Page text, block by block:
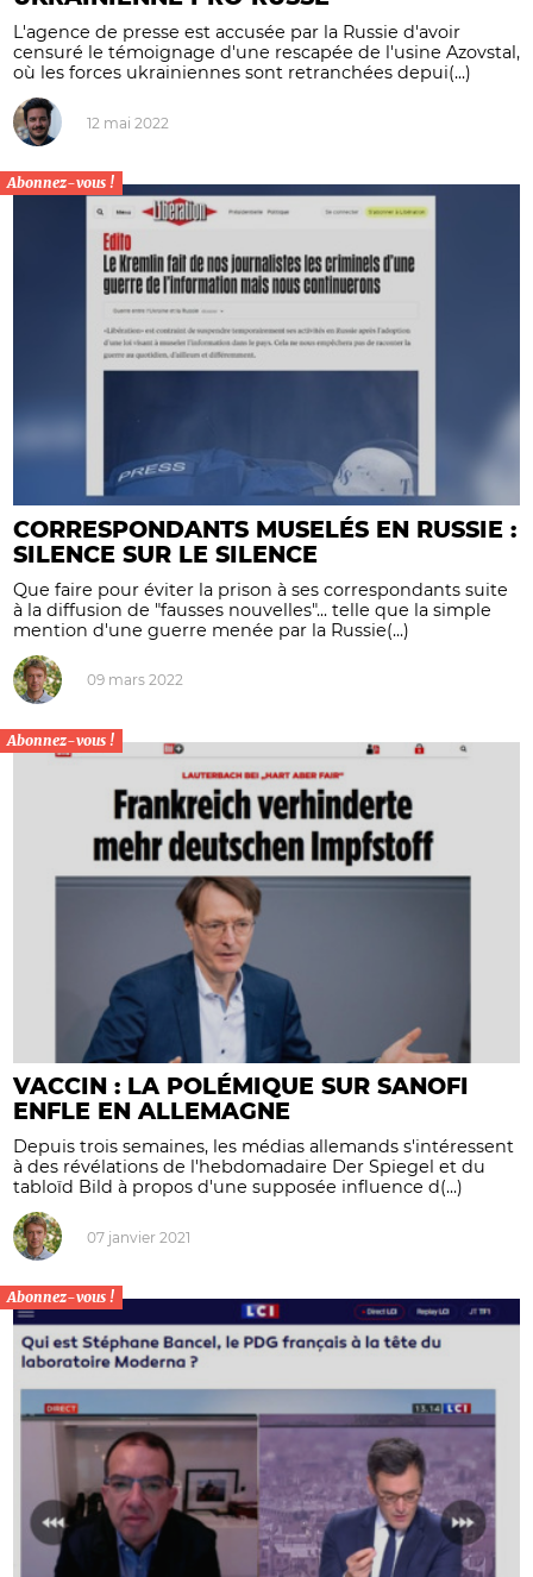
L'agence de presse est accusée par la Russie d'avoir
censuré le témoignage d'une rescapée de l'usine Azovstal,
où les forces ukrainiennes sont retranchées depui(...)
12 mai 2022
Abonnez-vous !
CORRESPONDANTS MUSELÉS EN RUSSIE :
SILENCE SUR LE SILENCE
Que faire pour éviter la prison à ses correspondants suite
à la diffusion de "fausses nouvelles"... telle que la simple
mention d'une guerre menée par la Russie(...)
09 mars 2022
Abonnez-vous !
VACCIN : LA POLÉMIQUE SUR SANOFI
ENFLE EN ALLEMAGNE
Depuis trois semaines, les médias allemands s'intéressent
à des révélations de l'hebdomadaire Der Spiegel et du
tabloïd Bild à propos d'une supposée influence d(...)
07 janvier 2021
Abonnez-vous !